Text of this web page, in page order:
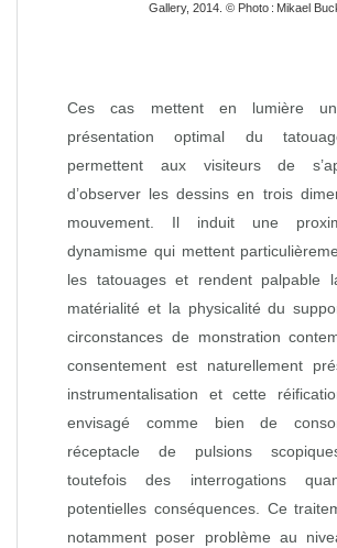
Gallery, 2014. © Photo : Mikael
Ces cas mettent en lumière
présentation optimal du
permettent aux visiteurs de
d’observer les dessins en trois
mouvement. Il induit une
dynamisme qui mettent
les tatouages et rendent palpable
matérialité et la physicalité du
circonstances de monstration
consentement est naturellement
instrumentalisation et cette
envisagé comme bien de
réceptacle de pulsions
toutefois des interrogations
potentielles conséquences. Ce
notamment poser problème au